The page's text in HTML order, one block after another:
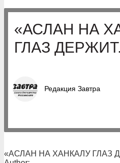
«АСЛАН НА
ГЛАЗ
Редакция Завтра
«АСЛАН НА ХАНКАЛУ ГЛАЗ